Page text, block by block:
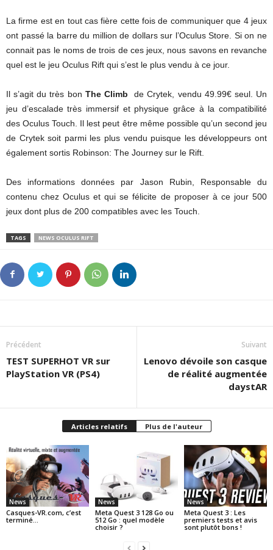
La firme est en tout cas fière cette fois de communiquer que 4 jeux
ont passé la barre du million de dollars sur l’Oculus Store. Si on ne
connait pas le noms de trois de ces jeux, nous savons en revanche
quel est le jeu Oculus Rift qui s’est le plus vendu à ce jour.
Il s’agit du très bon The Climb de Crytek, vendu 49.99€ seul. Un
jeu d’escalade très immersif et physique grâce à la compatibilité
des Oculus Touch. Il lest peut être même possible qu’un second jeu
de Crytek soit parmi les plus vendu puisque les développeurs ont
également sortis Robinson: The Journey sur le Rift.
Des informations données par Jason Rubin, Responsable du
contenu chez Oculus et qui se félicite de proposer à ce jour 500
jeux dont plus de 200 compatibles avec les Touch.
TAGS NEWS OCULUS RIFT
Précédent
TEST SUPERHOT VR sur
PlayStation VR (PS4)
Suivant
Lenovo dévoile son casque
de réalité augmentée
daystAR
Articles relatifs Plus de l'auteur
News
Casques-VR.com, c’est
terminé…
News
Meta Quest 3 128 Go ou
512 Go : quel modèle
choisir ?
News
Meta Quest 3 : Les
premiers tests et avis
sont plutôt bons !